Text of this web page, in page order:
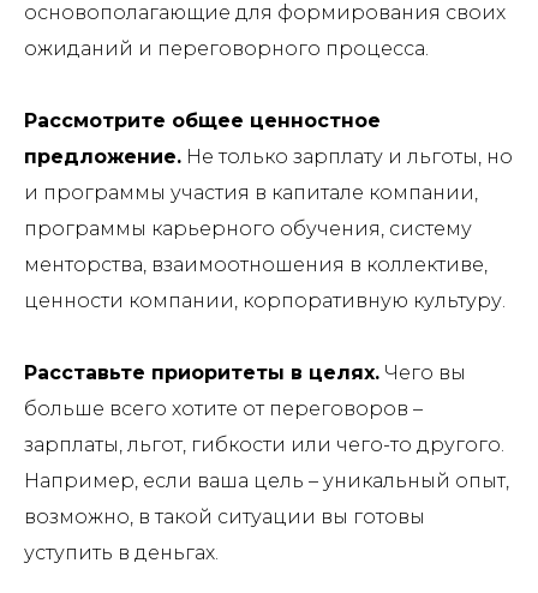
основополагающие для формирования своих
ожиданий и переговорного процесса.
Рассмотрите общее ценностное
предложение. Не только зарплату и льготы, но
и программы участия в капитале компании,
программы карьерного обучения, систему
менторства, взаимоотношения в коллективе,
ценности компании, корпоративную культуру.
Расставьте приоритеты в целях. Чего вы
больше всего хотите от переговоров –
зарплаты, льгот, гибкости или чего-то другого.
Например, если ваша цель – уникальный опыт,
возможно, в такой ситуации вы готовы
уступить в деньгах.